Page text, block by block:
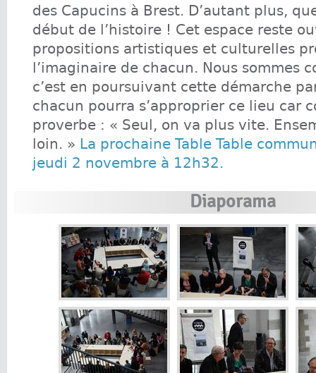
des Capucins à Brest. D’autant plus,
début de l’histoire ! Cet espace reste
propositions artistiques et culturelles
l’imaginaire de chacun. Nous sommes
c’est en poursuivant cette démarche
chacun pourra s’approprier ce lieu car
proverbe : « Seul, on va plus vite.
loin. » La prochaine Table Table
jeudi 2 novembre à 12h32.
Diaporama